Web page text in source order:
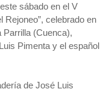
sábado en el V
Rejoneo”, celebrado en
Parrilla (Cuenca),
Pimenta y el español
de José Luis